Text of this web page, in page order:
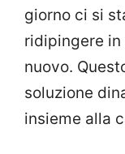
giorno ci si
ridipingere
nuovo.
soluzione
insieme alla